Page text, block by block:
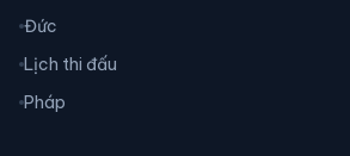
Đức
Lịch thi đấu
Pháp